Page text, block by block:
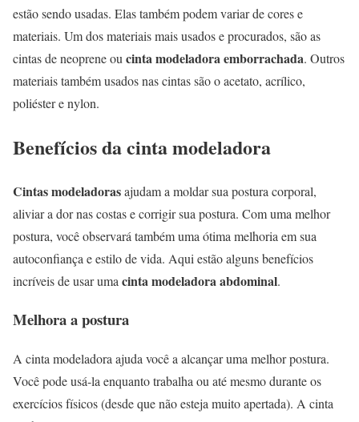
estão sendo usadas. Elas também podem variar de cores e
materiais. Um dos materiais mais usados e procurados, são as
cintas de neoprene ou cinta modeladora emborrachada. Outros
materiais também usados nas cintas são o acetato, acrílico,
poliéster e nylon.
Benefícios da cinta modeladora
Cintas modeladorasajudam a moldar sua postura corporal,
aliviar a dor nas costas e corrigir sua postura. Com uma melhor
postura, você observará também uma ótima melhoria em sua
autoconfiança e estilo de vida. Aqui estão alguns benefícios
incríveis de usar uma cinta modeladora abdominal.
Melhora a postura
A cinta modeladora ajuda você a alcançar uma melhor postura.
Você pode usá-la enquanto trabalha ou até mesmo durante os
exercícios físicos (desde que não esteja muito apertada). A cinta